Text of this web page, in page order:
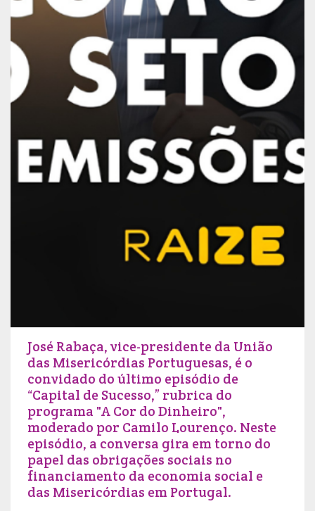
José Rabaça, vice-presidente da União
das Misericórdias Portuguesas, é o
convidado do último episódio de
“Capital de Sucesso,” rubrica do
programa "A Cor do Dinheiro",
moderado por Camilo Lourenço. Neste
episódio, a conversa gira em torno do
papel das obrigações sociais no
financiamento da economia social e
das Misericórdias em Portugal.